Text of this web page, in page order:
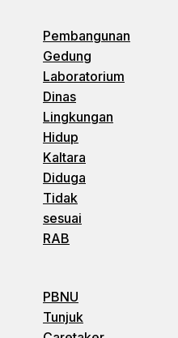
Pembangunan
Gedung
Laboratorium
Dinas
Lingkungan
Hidup
Kaltara
Diduga
Tidak
sesuai
RAB
PBNU
Tunjuk